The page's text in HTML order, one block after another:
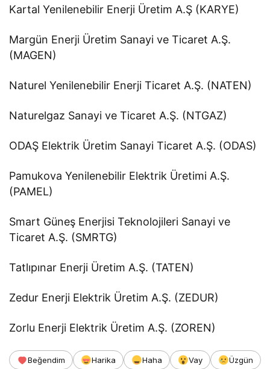
Kartal Yenilenebilir Enerji Üretim A.Ş (KARYE)
Margün Enerji Üretim Sanayi ve Ticaret A.Ş.
(MAGEN)
Naturel Yenilenebilir Enerji Ticaret A.Ş. (NATEN)
Naturelgaz Sanayi ve Ticaret A.Ş. (NTGAZ)
ODAŞ Elektrik Üretim Sanayi Ticaret A.Ş. (ODAS)
Pamukova Yenilenebilir Elektrik Üretimi A.Ş.
(PAMEL)
Smart Güneş Enerjisi Teknolojileri Sanayi ve
Ticaret A.Ş. (SMRTG)
Tatlıpınar Enerji Üretim A.Ş. (TATEN)
Zedur Enerji Elektrik Üretim A.Ş. (ZEDUR)
Zorlu Enerji Elektrik Üretim A.Ş. (ZOREN)
Beğendim Harika Haha Vay Üzgün